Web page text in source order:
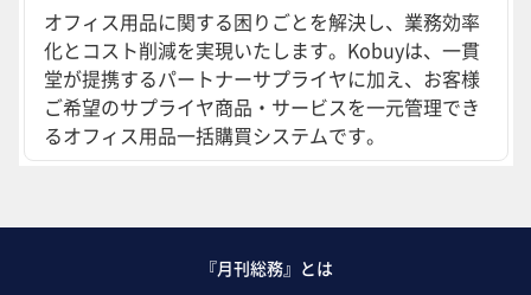
オフィス用品に関する困りごとを解決し、業務効率
化とコスト削減を実現いたします。Kobuyは、一貫
堂が提携するパートナーサプライヤに加え、お客様
ご希望のサプライヤ商品・サービスを一元管理でき
るオフィス用品一括購買システムです。
『月刊総務』とは